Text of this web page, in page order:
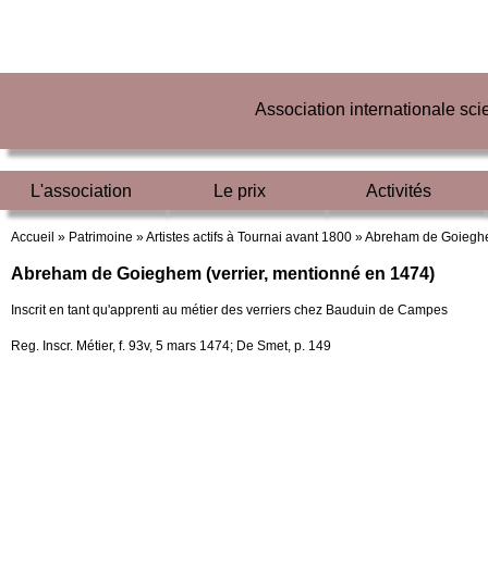
Association internationale
L'association Le prix Activités
Accueil » Patrimoine »Artistes actifs à Tournai avant 1800 »Abreham de
Abreham de Goieghem (verrier, mentionné en 1474)
Inscrit en tant qu'apprenti au métier des verriers chez Bauduin de Campes
Reg. Inscr. Métier, f. 93v, 5 mars 1474; De Smet, p. 149